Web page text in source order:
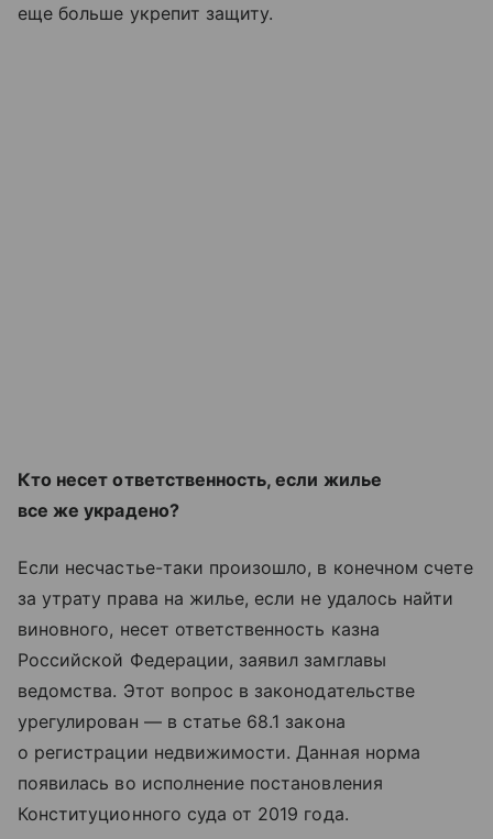
еще больше укрепит защиту.
Кто несет ответственность, если жилье
все же украдено?
Если несчастье-таки произошло, в конечном счете
за утрату права на жилье, если не удалось найти
виновного, несет ответственность казна
Российской Федерации, заявил замглавы
ведомства. Этот вопрос в законодательстве
урегулирован — в статье 68.1 закона
о регистрации недвижимости. Данная норма
появилась во исполнение постановления
Конституционного суда от 2019 года.